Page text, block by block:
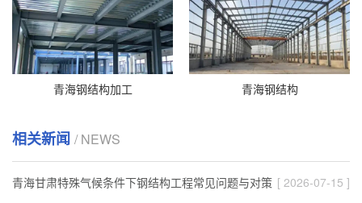
青海钢结构加工 青海钢结构
相关新闻 / NEWS
青海甘肃特殊气候条件下钢结构工程常见问题与对策 [ 2026-07-15 ]